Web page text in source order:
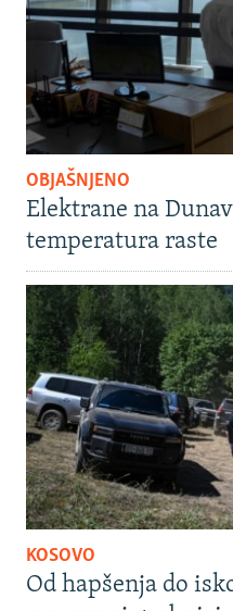
OBJAŠNJENO
Elektrane na
temperatura raste
KOSOVO
Od hapšenja do